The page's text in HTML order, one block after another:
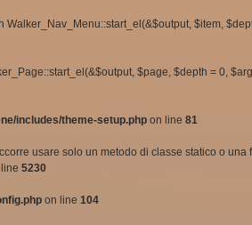
$item,
$page, $depth = 0,
includes/theme-setup.php on line 81
usare solo un metodo di classe statico o una
5230
on line 104